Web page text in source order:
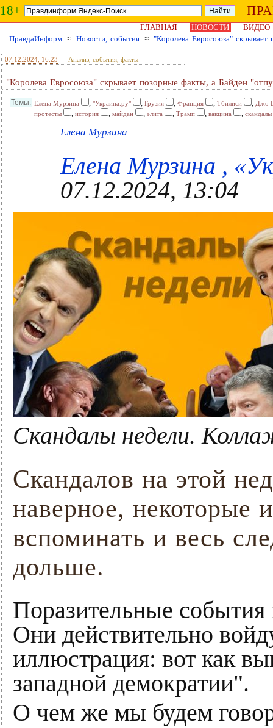
18+
ГЛАВНАЯ НОВОСТИ
ВИДЕО
ПравдаИнформ ≈ Новости, события ≈ "Королева Евросоюза" скрывает
07.12.2024 , 16:23 Анализ, события, факты
"Королева Евросоюза" скрывает позорные факты, а Байден
Елена Мурзина , "Украина.ру" , Грузия , Франция , Тбилиси , Джо
протесты
, история , майдан , элита , Трамп , вакцина , скандалы
Елена Мурзина
Елена Мурзина ,
07.12.2024, 13:04
Скандалы недели.
Скандалов на этой
наверное, некоторые
вспоминать и весь
дольше.
Поразительные
Они действительно
иллюстрация: вот как
западной демократии".
О чем же мы будем